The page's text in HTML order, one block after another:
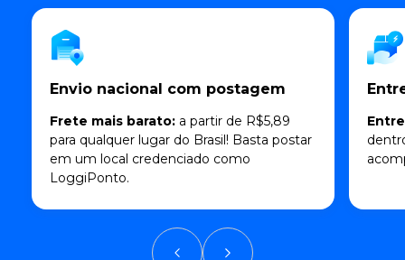
Envio nacional com postagem
Frete mais barato: a partir de R$5,89
para qualquer lugar do Brasil! Basta postar
em um local credenciado como
LoggiPonto.